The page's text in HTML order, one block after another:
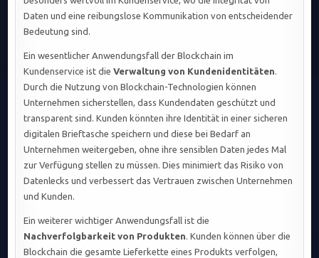
Daten und eine reibungslose Kommunikation von entscheidender
Bedeutung sind.
Ein wesentlicher Anwendungsfall der Blockchain im
Kundenservice ist dieVerwaltung von Kundenidentitäten.
Durch die Nutzung von Blockchain-Technologien können
Unternehmen sicherstellen, dass Kundendaten geschützt und
transparent sind. Kunden könnten ihre Identität in einer sicheren
digitalen Brieftasche speichern und diese bei Bedarf an
Unternehmen weitergeben, ohne ihre sensiblen Daten jedes Mal
zur Verfügung stellen zu müssen. Dies minimiert das Risiko von
Datenlecks und verbessert das Vertrauen zwischen Unternehmen
und Kunden.
Ein weiterer wichtiger Anwendungsfall ist die
Nachverfolgbarkeit von Produkten. Kunden können über die
Blockchain die gesamte Lieferkette eines Produkts verfolgen,